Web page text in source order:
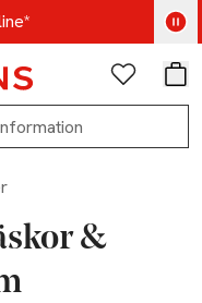
nu
Favoriter
&